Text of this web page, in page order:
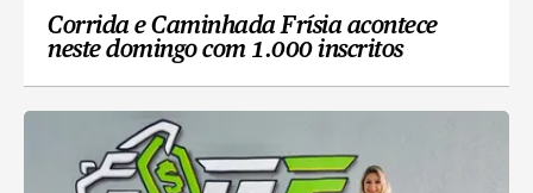
Corrida e Caminhada Frísia acontece
neste domingo com 1.000 inscritos